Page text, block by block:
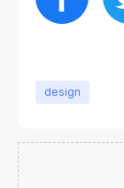
design